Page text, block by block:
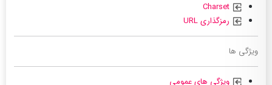
رمزگذاری URL
ویژگی ها
ویژگی های عمومی